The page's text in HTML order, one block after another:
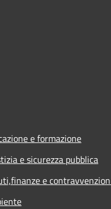
e formazione
e sicurezza pubblica
e